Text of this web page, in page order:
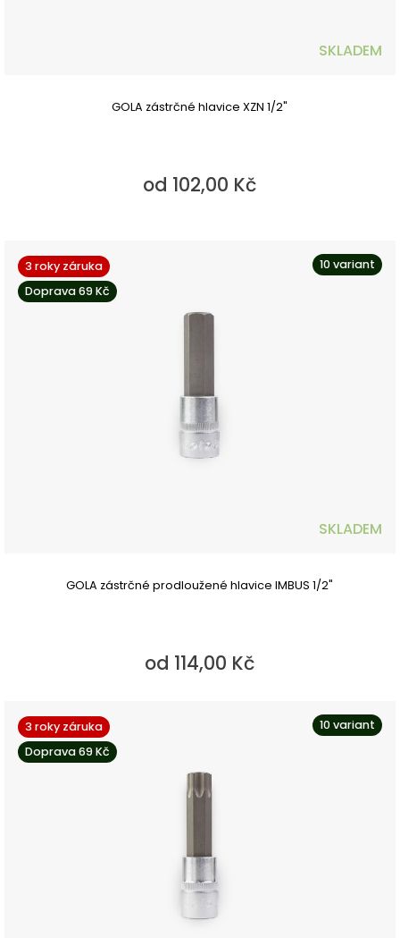
SKLADEM
GOLA zástrčné hlavice XZN 1/2"
od 102,00 Kč
10 variant
3 roky záruka
Doprava 69 Kč
SKLADEM
GOLA zástrčné prodloužené hlavice IMBUS 1/2"
od 114,00 Kč
10 variant
3 roky záruka
Doprava 69 Kč